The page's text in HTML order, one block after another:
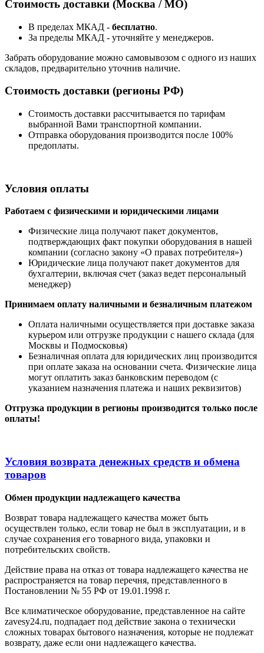
Стоимость доставки (Москва / МО)
В пределах МКАД - бесплатно.
За пределы МКАД - уточняйте у менеджеров.
Забрать оборудование можно самовывозом с одного из наших
складов, предварительно уточнив наличие.
Стоимость доставки (регионы РФ)
Стоимость доставки рассчитывается по тарифам
выбранной Вами транспортной компании.
Отправка оборудования производится после 100%
предоплаты.
Условия оплаты
Работаем с физическими и юридическими лицами
Физические лица получают пакет документов,
подтверждающих факт покупки оборудования в нашей
компании (согласно закону «О правах потребителя»)
Юридические лица получают пакет документов для
бухгалтерии, включая счет (заказ ведет персональный
менеджер)
Принимаем оплату наличными и безналичным платежом
Оплата наличными осуществляется при доставке заказа
курьером или отгрузке продукции с нашего склада (для
Москвы и Подмосковья)
Безналичная оплата для юридических лиц производится
при оплате заказа на основании счета. Физические лица
могут оплатить заказ банковским переводом (с
указанием назначения платежа и наших реквизитов)
Отгрузка продукции в регионы производится только после
оплаты!
Условия возврата денежных средств и обмена
товаров
Обмен продукции надлежащего качества
Возврат товара надлежащего качества может быть
осуществлен только, если товар не был в эксплуатации, и в
случае сохранения его товарного вида, упаковки и
потребительских свойств.
Действие права на отказ от товара надлежащего качества не
распространяется на товар перечня, представленного в
Постановлении № 55 РФ от 19.01.1998 г.
Все климатическое оборудование, представленное на сайте
zavesy24.ru, подпадает под действие закона о технически
сложных товарах бытового назначения, которые не подлежат
возврату, даже если они надлежащего качества.